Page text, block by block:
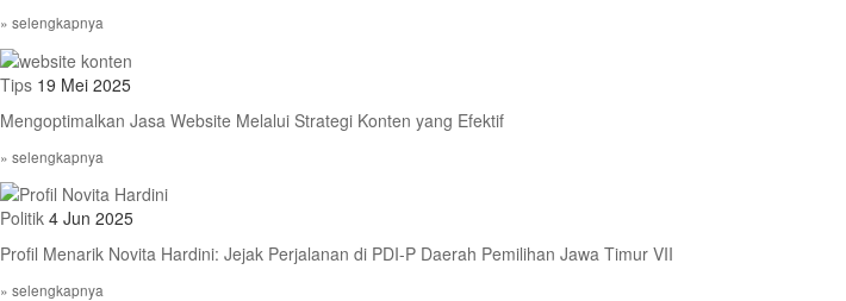
» selengkapnya
Tips 19 Mei 2025
Mengoptimalkan Jasa Website Melalui Strategi Konten yang Efektif
» selengkapnya
Politik 4 Jun 2025
Profil Menarik Novita Hardini: Jejak Perjalanan di PDI-P Daerah Pemilihan Jawa Timur VII
» selengkapnya